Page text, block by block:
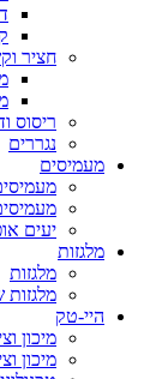
חציר
ריסוס
נגררים
מעמיסים
יעים
מלגזות
מלגזות
היי-טק
מיכון
מיכון